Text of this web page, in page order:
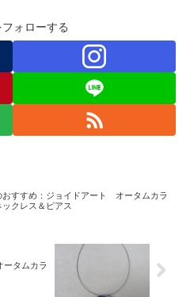
ォローする
おすすめ：ジョイドアート オータムカラ
ックレス＆ピアス
タムカラ